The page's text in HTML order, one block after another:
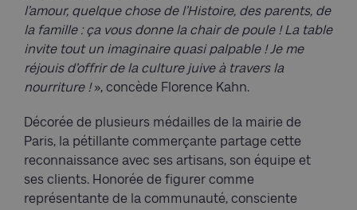
l’amour, quelque chose de l’Histoire, des parents, de
la famille : ça vous donne la chair de poule ! La table
invite tout un imaginaire quasi palpable ! Je me
réjouis d’offrir de la culture juive à travers la
nourriture !», concède Florence Kahn.
Décorée de plusieurs médailles de la mairie de
Paris, la pétillante commerçante partage cette
reconnaissance avec ses artisans, son équipe et
ses clients. Honorée de figurer comme
représentante de la communauté, consciente